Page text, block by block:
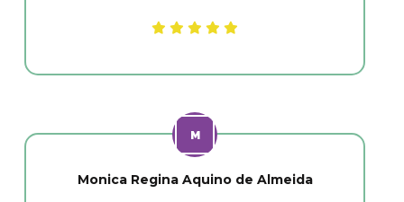
Monica Regina Aquino de Almeida